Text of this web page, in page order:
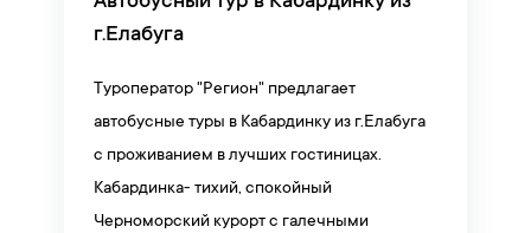
г.Елабуга
Туроператор "Регион" предлагает
автобусные туры в Кабардинку из г.Елабуга
с проживанием в лучших гостиницах.
Кабардинка- тихий, спокойный
Черноморский курорт с галечными